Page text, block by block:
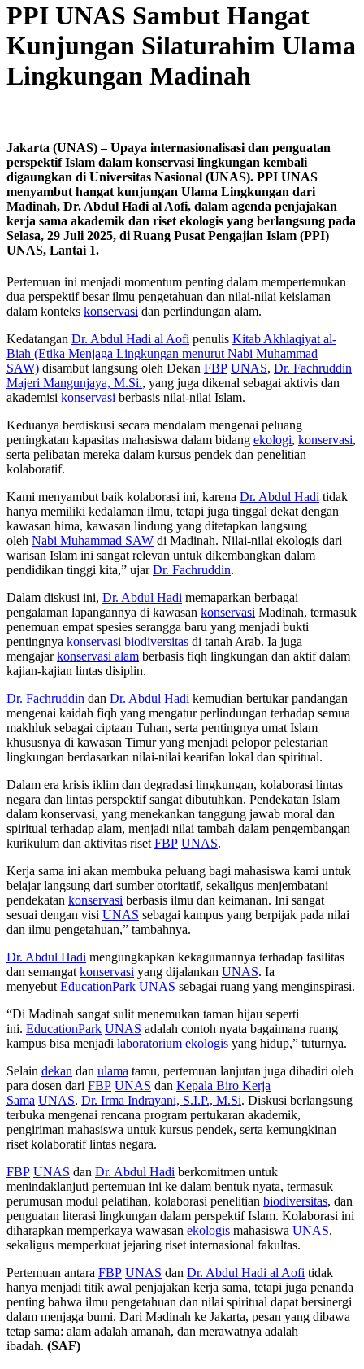
PPI UNAS Sambut Hangat
Kunjungan Silaturahim Ulama
Lingkungan Madinah
Jakarta (UNAS) – Upaya internasionalisasi dan penguatan
perspektif Islam dalam konservasi lingkungan kembali
digaungkan di Universitas Nasional (UNAS). PPI UNAS
menyambut hangat kunjungan Ulama Lingkungan dari
Madinah, Dr. Abdul Hadi al Aofi, dalam agenda penjajakan
kerja sama akademik dan riset ekologis yang berlangsung pada
Selasa, 29 Juli 2025, di Ruang Pusat Pengajian Islam (PPI)
UNAS, Lantai 1.
Pertemuan ini menjadi momentum penting dalam mempertemukan
dua perspektif besar ilmu pengetahuan dan nilai-nilai keislaman
dalam konteks konservasi dan perlindungan alam.
Kedatangan Dr. Abdul Hadi al Aofi penulis Kitab Akhlaqiyat al-
Biah (Etika Menjaga Lingkungan menurut Nabi Muhammad
SAW) disambut langsung oleh Dekan FBP UNAS, Dr. Fachruddin
Majeri Mangunjaya, M.Si., yang juga dikenal sebagai aktivis dan
akademisi konservasi berbasis nilai-nilai Islam.
Keduanya berdiskusi secara mendalam mengenai peluang
peningkatan kapasitas mahasiswa dalam bidang ekologi, konservasi,
serta pelibatan mereka dalam kursus pendek dan penelitian
kolaboratif.
Kami menyambut baik kolaborasi ini, karena Dr. Abdul Hadi tidak
hanya memiliki kedalaman ilmu, tetapi juga tinggal dekat dengan
kawasan hima, kawasan lindung yang ditetapkan langsung
oleh Nabi Muhammad SAW di Madinah. Nilai-nilai ekologis dari
warisan Islam ini sangat relevan untuk dikembangkan dalam
pendidikan tinggi kita,” ujarDr. Fachruddin.
Dalam diskusi ini, Dr. Abdul Hadi memaparkan berbagai
pengalaman lapangannya di kawasan konservasi Madinah, termasuk
penemuan empat spesies serangga baru yang menjadi bukti
pentingnya konservasi biodiversitas di tanah Arab. Ia juga
mengajarkonservasi alam berbasis fiqh lingkungan dan aktif dalam
kajian-kajian lintas disiplin.
Dr. Fachruddin dan Dr. Abdul Hadi kemudian bertukar pandangan
mengenai kaidah fiqh yang mengatur perlindungan terhadap semua
makhluk sebagai ciptaan Tuhan, serta pentingnya umat Islam
khususnya di kawasan Timur yang menjadi pelopor pelestarian
lingkungan berdasarkan nilai-nilai kearifan lokal dan spiritual.
Dalam era krisis iklim dan degradasi lingkungan, kolaborasi lintas
negara dan lintas perspektif sangat dibutuhkan. Pendekatan Islam
dalam konservasi, yang menekankan tanggung jawab moral dan
spiritual terhadap alam, menjadi nilai tambah dalam pengembangan
kurikulum dan aktivitas risetFBP UNAS.
Kerja sama ini akan membuka peluang bagi mahasiswa kami untuk
belajar langsung dari sumber otoritatif, sekaligus menjembatani
pendekatan konservasi berbasis ilmu dan keimanan. Ini sangat
sesuai dengan visi UNAS sebagai kampus yang berpijak pada nilai
dan ilmu pengetahuan,” tambahnya.
Dr. Abdul Hadi mengungkapkan kekagumannya terhadap fasilitas
dan semangatkonservasi yang dijalankan UNAS. Ia
menyebutEducationPark UNAS sebagai ruang yang menginspirasi.
“Di Madinah sangat sulit menemukan taman hijau seperti
ini. EducationPark UNAS adalah contoh nyata bagaimana ruang
kampus bisa menjadi laboratorium ekologis yang hidup,” tuturnya.
Selain dekan dan ulama tamu, pertemuan lanjutan juga dihadiri oleh
para dosen dari FBP UNAS dan Kepala Biro Kerja
Sama UNAS, Dr. Irma Indrayani, S.I.P., M.Si. Diskusi berlangsung
terbuka mengenai rencana program pertukaran akademik,
pengiriman mahasiswa untuk kursus pendek, serta kemungkinan
riset kolaboratif lintas negara.
FBP UNAS dan Dr. Abdul Hadi berkomitmen untuk
menindaklanjuti pertemuan ini ke dalam bentuk nyata, termasuk
perumusan modul pelatihan, kolaborasi penelitian biodiversitas, dan
penguatan literasi lingkungan dalam perspektif Islam. Kolaborasi ini
diharapkan memperkaya wawasan ekologis mahasiswa UNAS,
sekaligus memperkuat jejaring riset internasional fakultas.
Pertemuan antara FBP UNAS dan Dr. Abdul Hadi al Aofi tidak
hanya menjadi titik awal penjajakan kerja sama, tetapi juga penanda
penting bahwa ilmu pengetahuan dan nilai spiritual dapat bersinergi
dalam menjaga bumi. Dari Madinah ke Jakarta, pesan yang dibawa
tetap sama: alam adalah amanah, dan merawatnya adalah
ibadah. (SAF)